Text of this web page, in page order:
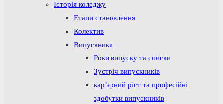
Історія коледжу
Етапи становлення
Колектив
Випускники
Роки випуску та списки
Зустріч випускників
кар’єрний ріст та професійні
здобутки випускників